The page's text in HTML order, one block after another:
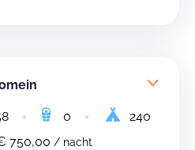
0
240
750,00 / nacht